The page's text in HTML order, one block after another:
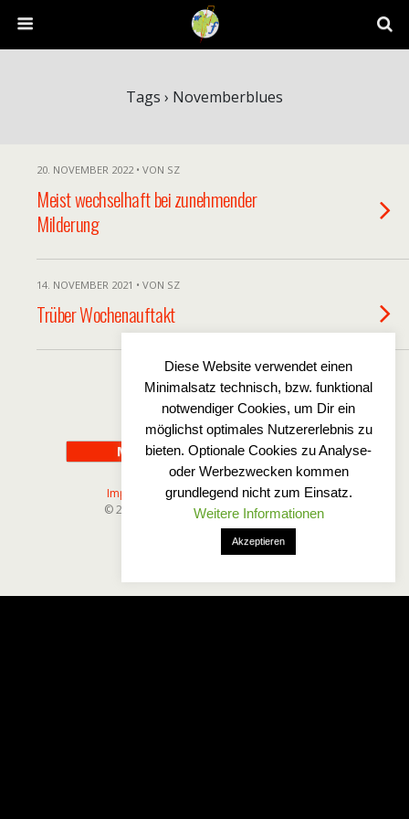
Tags › Novemberblues
20. NOVEMBER 2022 • VON SZ
Meist wechselhaft bei zunehmender
Milderung
14. NOVEMBER 2021 • VON SZ
Trüber Wochenauftakt
Zum Seitenanfang
Mobil Desktop
Impressum -Disclaimer- Datenschutz
© 2025 Wetterfreaks-Norddeutschland
Diese Website verwendet einen
Minimalsatz technisch, bzw. funktional
notwendiger Cookies, um Dir ein
möglichst optimales Nutzererlebnis zu
bieten. Optionale Cookies zu Analyse-
oder Werbezwecken kommen
grundlegend nicht zum Einsatz.
Weitere Informationen
Akzeptieren